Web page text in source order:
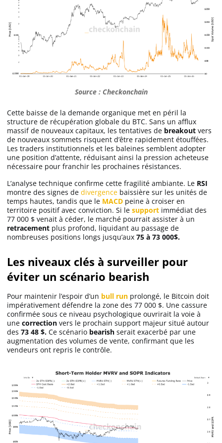
Meilleur Broker
Apprendre
Indicateurs techniques
Investir
Meilleures plateformes
Meilleurs wallets
Source : Checkonchain
Cette baisse de la demande organique met en péril la
structure de récupération globale du BTC. Sans un afflux
massif de nouveaux capitaux, les tentatives de breakout vers
de nouveaux sommets risquent d’être rapidement étouffées.
Les traders institutionnels et les baleines semblent adopter
une position d’attente, réduisant ainsi la pression acheteuse
nécessaire pour franchir les prochaines résistances.
L’analyse technique confirme cette fragilité ambiante. Le RSI
montre des signes de divergence baissière sur les unités de
temps hautes, tandis que le MACD peine à croiser en
territoire positif avec conviction. Si le support immédiat des
77 000 $ venait à céder, le marché pourrait assister à un
retracement plus profond, liquidant au passage de
nombreuses positions longs jusqu’aux 75 à 73 000$.
Les niveaux clés à surveiller pour
éviter un scénario bearish
Pour maintenir l’espoir d’un bull run prolongé, le Bitcoin doit
impérativement défendre la zone des 77 000 $. Une cassure
confirmée sous ce niveau psychologique ouvrirait la voie à
une correction vers le prochain support majeur situé autour
des 73 48 $. Ce scénario bearish serait exacerbé par une
augmentation des volumes de vente, confirmant que les
vendeurs ont repris le contrôle.